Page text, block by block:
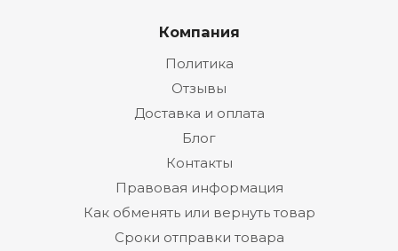
Компания
Политика
Отзывы
Доставка и оплата
Блог
Контакты
Правовая информация
Как обменять или вернуть товар
Сроки отправки товара